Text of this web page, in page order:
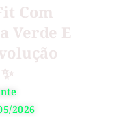
Com
Verde E
2026